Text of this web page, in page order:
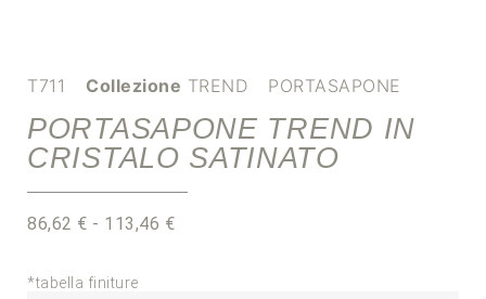
T711 Collezione TREND PORTASAPONE
PORTASAPONE TREND IN
CRISTALO SATINATO
86,62 € - 113,46 €
*tabella finiture